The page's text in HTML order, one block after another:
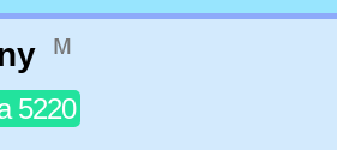
м
5220